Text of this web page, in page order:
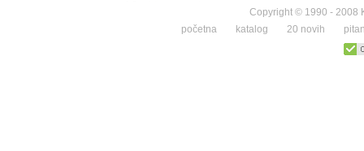
Copyright © 1990 - 2008
početna
katalog 20 novih